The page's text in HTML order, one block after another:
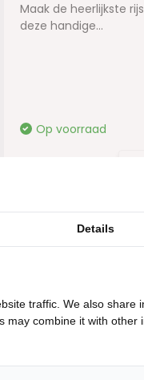
Maak de heerlijkste
deze handige...
Op voorraad
Details
traffic. We also share
may combine it with other